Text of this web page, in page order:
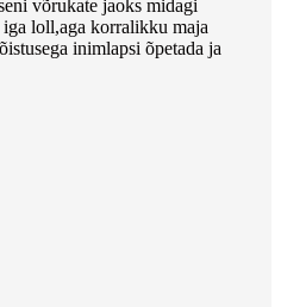
võrukate jaoks midagi
iga loll,aga korralikku maja
inimlapsi õpetada ja